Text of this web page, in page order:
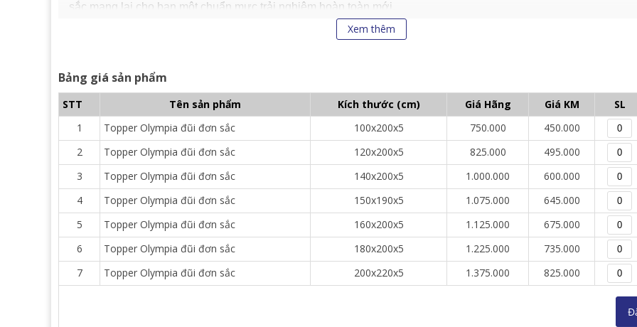
sắc mang lại cho bạn một chuẩn mực trải nghiệm hoàn toàn mới.
- Lớp bông gòn siêu mịn bên trong: là dạng bông tấm khổ lớn, phủ kín toàn bộ diện tích topper, với độ liên kết
- Đường chần ấn tượng: độ phồng tuyệt đối để tạo nên tấm topper lún sâu, êm mềm phần lớn là nhờ vào
Xem thêm
Bảng giá sản phẩm
STT Tên sản phẩm Kích thước (cm) Giá Hãng Giá KM
SL
1
Topper Olympia đũi đơn sắc 100x200x5 750.000
450.000
2
Topper Olympia đũi đơn sắc 120x200x5 825.000
495.000
3
Topper Olympia đũi đơn sắc 140x200x5 1.000.000
600.000
4
Topper Olympia đũi đơn sắc 150x190x5 1.075.000
645.000
5
Topper Olympia đũi đơn sắc 160x200x5 1.125.000
675.000
6
Topper Olympia đũi đơn sắc 180x200x5 1.225.000
735.000
7
Topper Olympia đũi đơn sắc 200x220x5 1.375.000 825.000